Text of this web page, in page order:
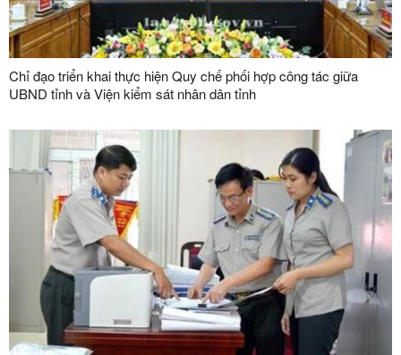
Chỉ đạo triển khai thực hiện Quy chế phối hợp công tác giữa
UBND tỉnh và Viện kiểm sát nhân dân tỉnh